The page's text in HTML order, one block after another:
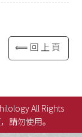
⟸回上頁
All Rights
請勿使用。